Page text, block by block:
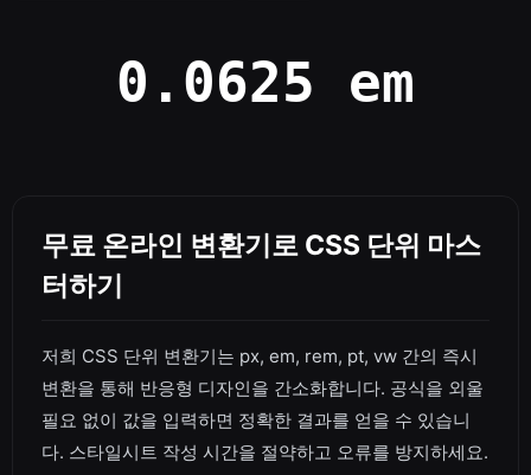
0.0625 em
무료 온라인 변환기로 CSS 단위 마스
터하기
저희 CSS 단위 변환기는 px, em, rem, pt, vw 간의 즉시
변환을 통해 반응형 디자인을 간소화합니다. 공식을 외울
필요 없이 값을 입력하면 정확한 결과를 얻을 수 있습니
다. 스타일시트 작성 시간을 절약하고 오류를 방지하세요.